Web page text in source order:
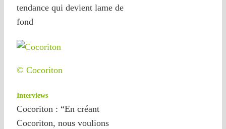
tendance qui devient lame de
fond
© Cocoriton
Interviews
Cocoriton : “En créant
Cocoriton, nous voulions